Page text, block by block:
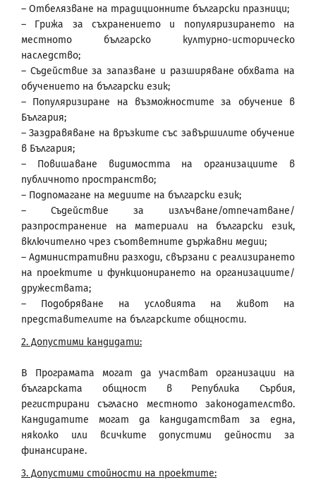
– Отбелязване на традиционните български празници;
– Грижа за съхранението и популяризирането на
местното българско културно-историческо
наследство;
– Съдействие за запазване и разширяване обхвата на
обучението на български език;
– Популяризиране на възможностите за обучение в
България;
– Заздравяване на връзките със завършилите обучение
в България;
– Повишаване видимостта на организациите в
публичното пространство;
– Подпомагане на медиите на български език;
– Съдействие за излъчване/отпечатване/
разпространение на материали на български език,
включително чрез съответните държавни медии;
– Административни разходи, свързани с реализирането
на проектите и функционирането на организациите/
дружествата;
– Подобряване на условията на живот на
представителите на българските общности.
2. Допустими кандидати:
В Програмата могат да участват организации на
българската общност в Република Сърбия,
регистрирани съгласно местното законодателство.
Кандидатите могат да кандидатстват за една,
няколко или всичките допустими дейности за
финансиране.
3. Допустими стойности на проектите: